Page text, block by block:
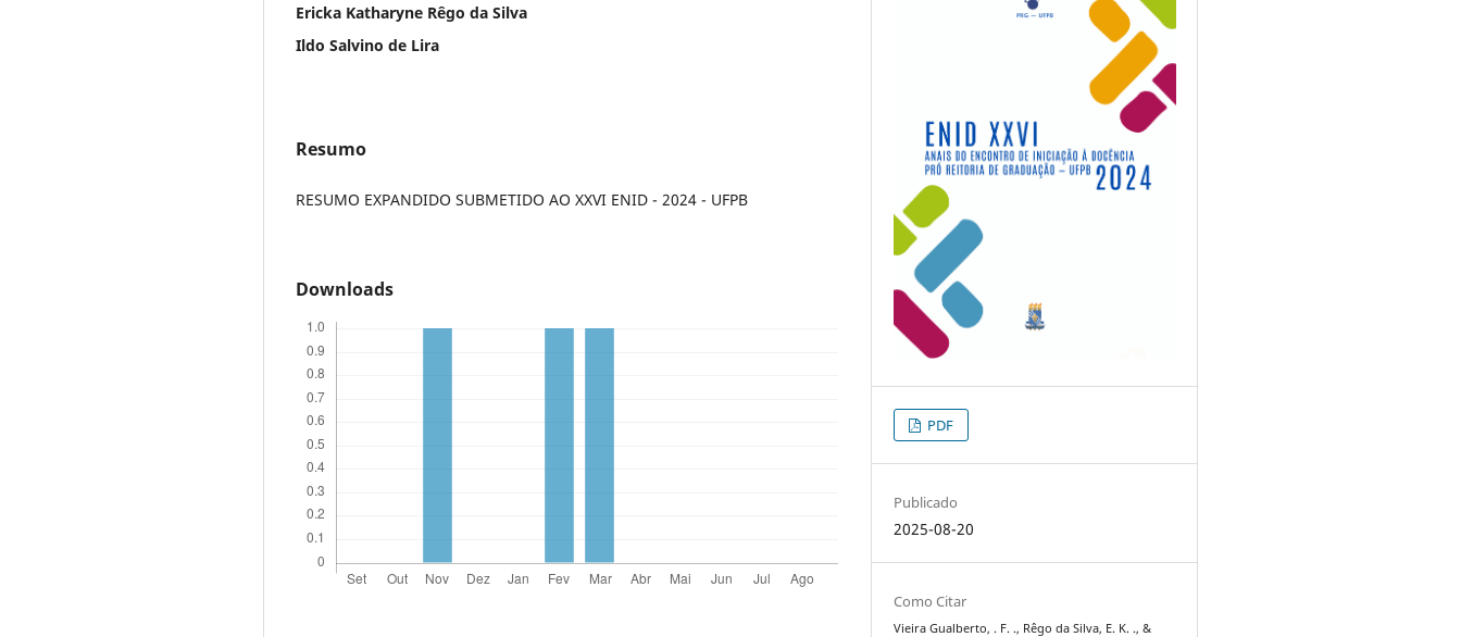
Ericka Katharyne Rêgo da Silva
Ildo Salvino de Lira
Resumo
RESUMO EXPANDIDO SUBMETIDO AO XXVI ENID - 2024 - UFPB
Downloads
PDF
Publicado
2025-08-20
Como Citar
Vieira Gualberto, . F. ., Rêgo da Silva, E. K. ., &